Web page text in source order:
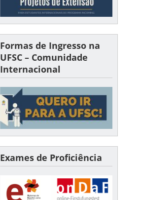
Formas de Ingresso na
UFSC – Comunidade
Internacional
Exames de Proficiência